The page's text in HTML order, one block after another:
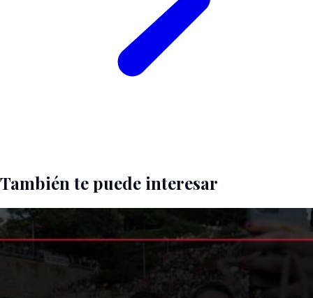
También te puede interesar